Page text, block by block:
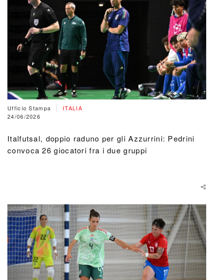
Ufficio Stampa
ITALIA
24/06/2026
Italfutsal, doppio raduno per gli Azzurrini: Pedrini
convoca 26 giocatori fra i due gruppi